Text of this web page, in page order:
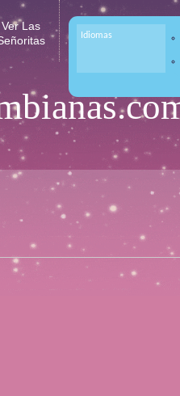
Ver Las
Idiomas